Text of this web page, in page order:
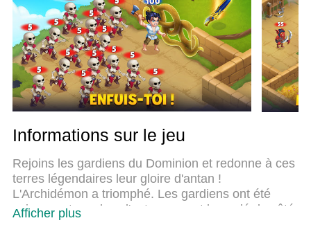
libérer le plein potentiel de votre PC, ce qui facilite
tout.
Informations sur le jeu
Rejoins les gardiens du Dominion et redonne à ces
terres légendaires leur gloire d'antan !
L'Archidémon a triomphé. Les gardiens ont été
vaincus, et nombre d'entre eux ont basculé du côté
des ténèbres. Pourtant, l'espoir subsiste... Aurore a
Afficher plus